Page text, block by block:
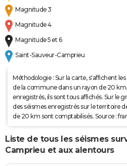
Magnitude 3
Magnitude 4
Magnitude 5 et 6
Saint-Sauveur-Camprieu
Méthodologie : Sur la carte, s'affichent
de la commune dans un rayon de 20
enregistrés, ils sont tous affichés. Sur le
des séismes enregistrés sur le territoire
de 20 km sont comptabilisés. Source :
Liste de tous les séismes
Camprieu et aux alentours